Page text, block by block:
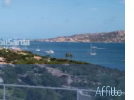
Affitto